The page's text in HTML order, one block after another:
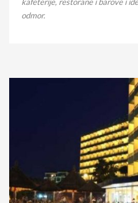
kafeterije, restorane i barove i
odmor.